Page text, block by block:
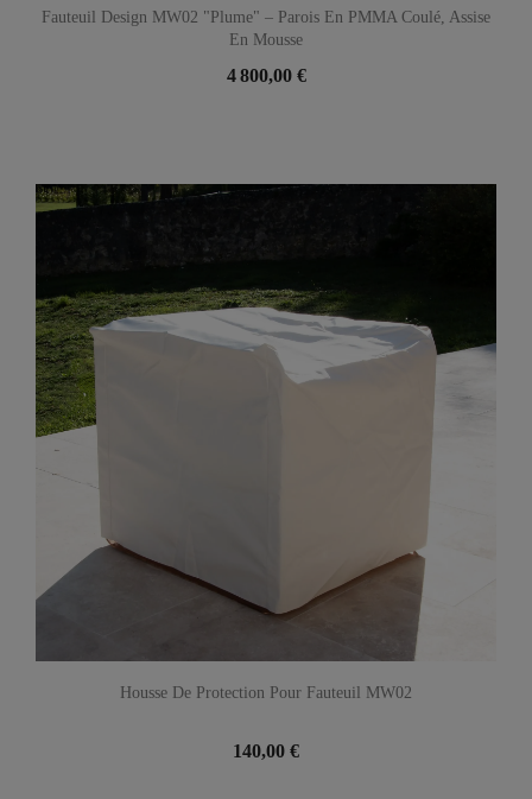
Fauteuil Design MW02 "Plume" – Parois En PMMA Coulé, Assise
En Mousse
4 800,00 €
Housse De Protection Pour Fauteuil MW02
140,00 €